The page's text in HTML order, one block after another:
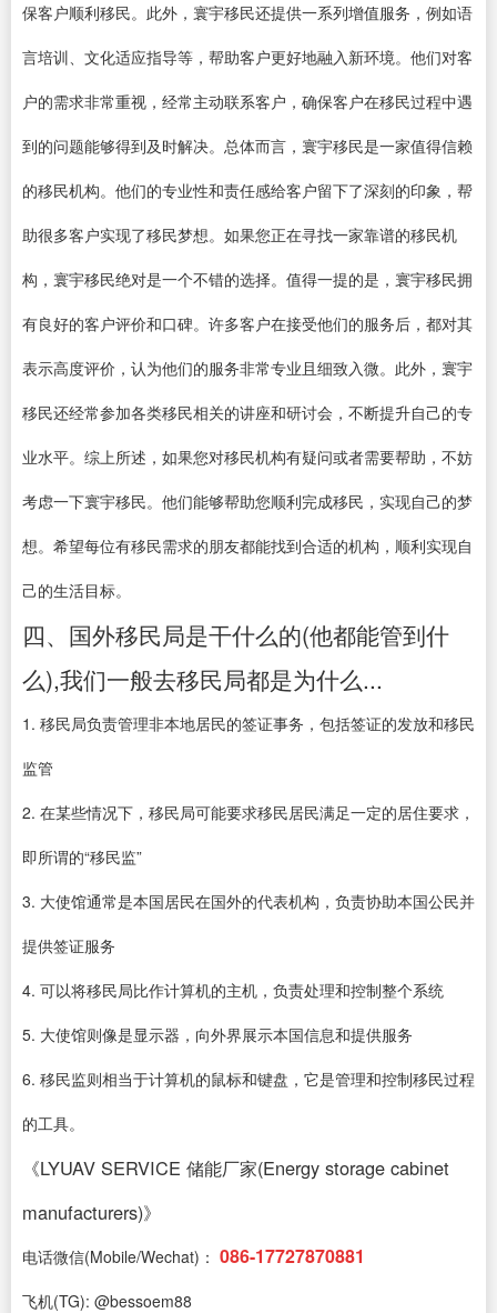
保客户顺利移民。此外，寰宇移民还提供一系列增值服务，例如语
言培训、文化适应指导等，帮助客户更好地融入新环境。他们对客
户的需求非常重视，经常主动联系客户，确保客户在移民过程中遇
到的问题能够得到及时解决。总体而言，寰宇移民是一家值得信赖
的移民机构。他们的专业性和责任感给客户留下了深刻的印象，帮
助很多客户实现了移民梦想。如果您正在寻找一家靠谱的移民机
构，寰宇移民绝对是一个不错的选择。值得一提的是，寰宇移民拥
有良好的客户评价和口碑。许多客户在接受他们的服务后，都对其
表示高度评价，认为他们的服务非常专业且细致入微。此外，寰宇
移民还经常参加各类移民相关的讲座和研讨会，不断提升自己的专
业水平。综上所述，如果您对移民机构有疑问或者需要帮助，不妨
考虑一下寰宇移民。他们能够帮助您顺利完成移民，实现自己的梦
想。希望每位有移民需求的朋友都能找到合适的机构，顺利实现自
己的生活目标。
四、国外移民局是干什么的(他都能管到什
么),我们一般去移民局都是为什么...
1. 移民局负责管理非本地居民的签证事务，包括签证的发放和移民
监管
2. 在某些情况下，移民局可能要求移民居民满足一定的居住要求，
即所谓的“移民监”
3. 大使馆通常是本国居民在国外的代表机构，负责协助本国公民并
提供签证服务
4. 可以将移民局比作计算机的主机，负责处理和控制整个系统
5. 大使馆则像是显示器，向外界展示本国信息和提供服务
6. 移民监则相当于计算机的鼠标和键盘，它是管理和控制移民过程
的工具。
《LYUAV SERVICE 储能厂家(Energy storage cabinet
manufacturers)》
电话微信(Mobile/Wechat)： 086-17727870881
飞机(TG): @bessoem88